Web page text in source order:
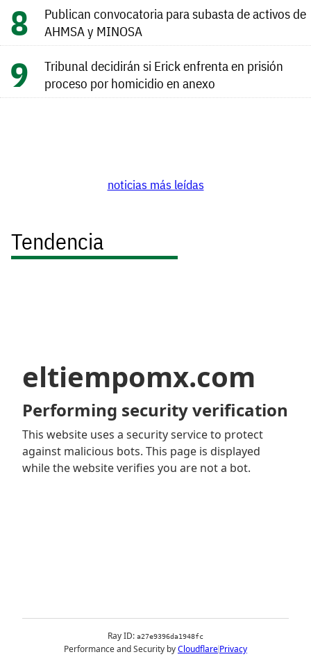
Publican convocatoria para subasta de activos de
AHMSA y MINOSA
Tribunal decidirán si Erick enfrenta en prisión
proceso por homicidio en anexo
noticias más leídas
Tendencia